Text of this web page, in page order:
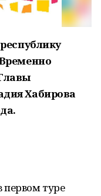
Хабирова
первом туре